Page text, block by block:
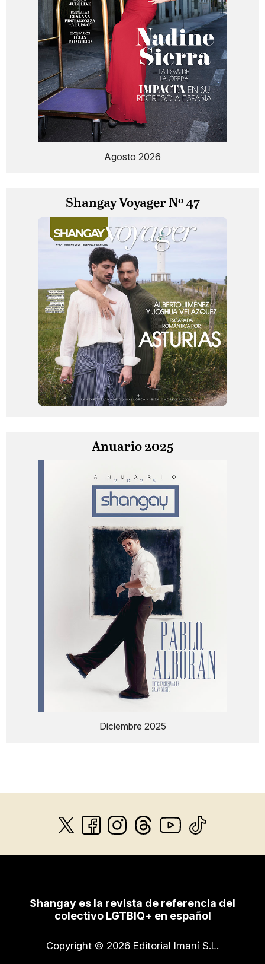
Agosto 2026
Shangay Voyager Nº 47
Anuario 2025
Diciembre 2025
Shangay es la revista de referencia del
colectivo LGTBIQ+ en español
Copyright © 2026 Editorial Imaní S.L.